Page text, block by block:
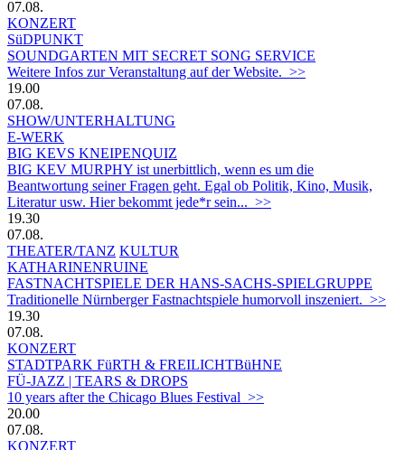
07.08.
KONZERT
SüDPUNKT
SOUNDGARTEN MIT SECRET SONG SERVICE
Weitere Infos zur Veranstaltung auf der Website. >>
19.00
07.08.
SHOW/UNTERHALTUNG
E-WERK
BIG KEVS KNEIPENQUIZ
BIG KEV MURPHY ist unerbittlich, wenn es um die
Beantwortung seiner Fragen geht. Egal ob Politik, Kino, Musik,
Literatur usw. Hier bekommt jede*r sein... >>
19.30
07.08.
THEATER/TANZ KULTUR
KATHARINENRUINE
FASTNACHTSPIELE DER HANS-SACHS-SPIELGRUPPE
Traditionelle Nürnberger Fastnachtspiele humorvoll inszeniert. >>
19.30
07.08.
KONZERT
STADTPARK FüRTH & FREILICHTBüHNE
FÜ-JAZZ | TEARS & DROPS
10 years after the Chicago Blues Festival >>
20.00
07.08.
KONZERT